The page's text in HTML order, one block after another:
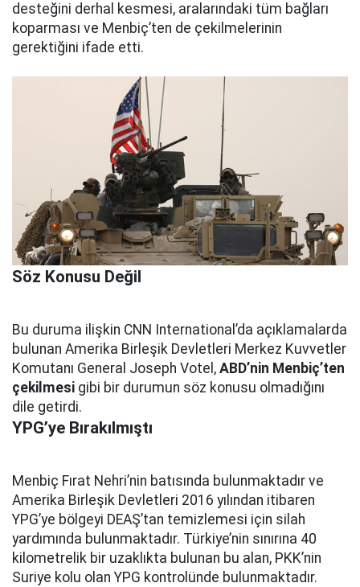
desteğini derhal kesmesi, aralarındaki tüm bağları
koparması ve Menbiç’ten de çekilmelerinin
gerektiğini ifade etti.
Söz Konusu Değil
Bu duruma ilişkin CNN International’da açıklamalarda
bulunan Amerika Birleşik Devletleri Merkez Kuvvetler
Komutanı General Joseph Votel, ABD’nin Menbiç’ten
çekilmesi gibi bir durumun söz konusu olmadığını
dile getirdi.
YPG’ye Bırakılmıştı
Menbiç Fırat Nehri’nin batısında bulunmaktadır ve
Amerika Birleşik Devletleri 2016 yılından itibaren
YPG’ye bölgeyi DEAŞ’tan temizlemesi için silah
yardımında bulunmaktadır. Türkiye’nin sınırına 40
kilometrelik bir uzaklıkta bulunan bu alan, PKK’nin
Suriye kolu olan YPG kontrolünde bulunmaktadır.